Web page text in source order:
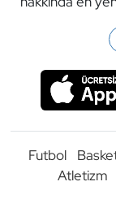
Futbol
Atletizm